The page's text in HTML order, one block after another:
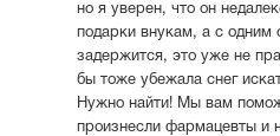
но я уверен, что он
подарки внукам, а с одним
задержится, это уже не
бы тоже убежала снег
Нужно найти! Мы вам
произнесли фармацевты и